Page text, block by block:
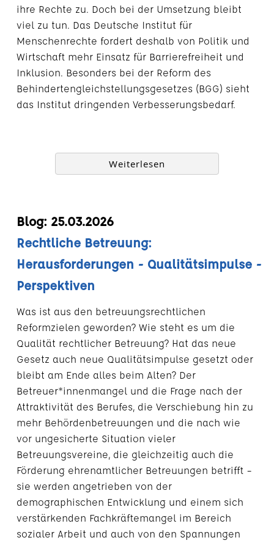
ihre Rechte zu. Doch bei der Umsetzung bleibt
viel zu tun. Das Deutsche Institut für
Menschenrechte fordert deshalb von Politik und
Wirtschaft mehr Einsatz für Barrierefreiheit und
Inklusion. Besonders bei der Reform des
Behindertengleichstellungsgesetzes (BGG) sieht
das Institut dringenden Verbesserungsbedarf.
Weiterlesen
Blog: 25.03.2026
Rechtliche Betreuung:
Herausforderungen - Qualitätsimpulse -
Perspektiven
Was ist aus den betreuungsrechtlichen
Reformzielen geworden? Wie steht es um die
Qualität rechtlicher Betreuung? Hat das neue
Gesetz auch neue Qualitätsimpulse gesetzt oder
bleibt am Ende alles beim Alten? Der
Betreuer*innenmangel und die Frage nach der
Attraktivität des Berufes, die Verschiebung hin zu
mehr Behördenbetreuungen und die nach wie
vor ungesicherte Situation vieler
Betreuungsvereine, die gleichzeitig auch die
Förderung ehrenamtlicher Betreuungen betrifft –
sie werden angetrieben von der
demographischen Entwicklung und einem sich
verstärkenden Fachkräftemangel im Bereich
sozialer Arbeit und auch von den Spannungen